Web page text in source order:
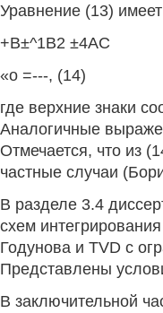
Уравнение (13)
+В±^1В2 ±4АС
«о =---, (14)
где верхние знаки
Аналогичные
Отмечается, что из
частные случаи
В разделе 3.4
схем
Годунова и TVD с
Представлены
В заключительной